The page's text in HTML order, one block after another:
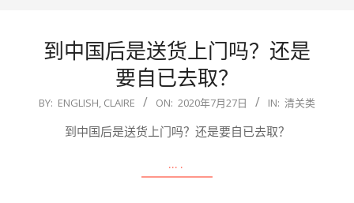
到中国后是送货上门吗？还是
要自已去取？
2020-
BY: ENGLISH, CLAIRE ON: 2020年7月27日 IN: 清关类
到中国后是送货上门吗？还是要自已去取？
….